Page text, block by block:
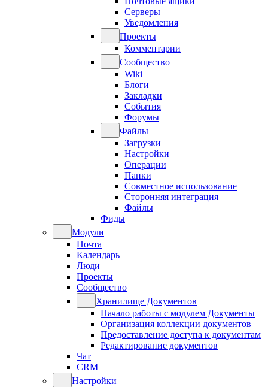
Серверы
Уведомления
Проекты
Комментарии
Сообщество
Wiki
Блоги
Закладки
События
Форумы
Файлы
Загрузки
Настройки
Операции
Папки
Совместное использование
Сторонняя интеграция
Файлы
Фиды
Модули
Почта
Календарь
Люди
Проекты
Сообщество
Хранилище Документов
Начало работы с модулем Документы
Организация коллекции документов
Предоставление доступа к документам
Редактирование документов
Чат
CRM
Настройки